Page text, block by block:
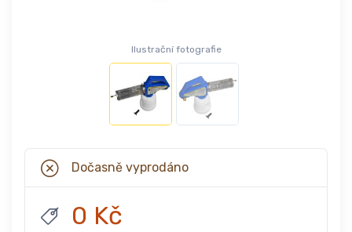
Ilustrační fotografie
Dočasně vyprodáno
0 Kč